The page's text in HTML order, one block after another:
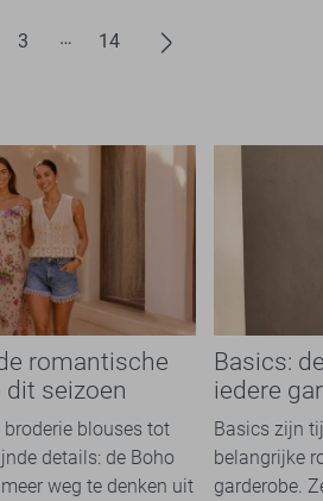
3 14
romantische
seizoen
blouses tot
details: de Boho
weg te denken uit
Basics:
iedere
Basics zijn
belangrijke
garderobe.